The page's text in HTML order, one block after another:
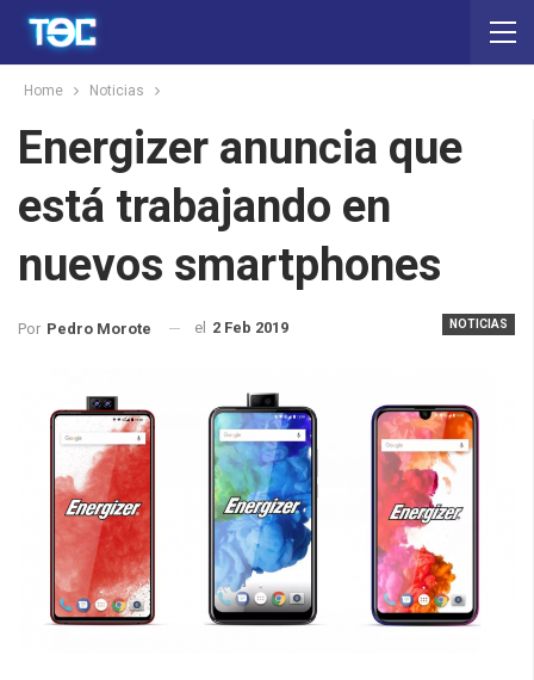
Home Noticias
Energizer anuncia que
está trabajando en
nuevos smartphones
NOTICIAS
Por Pedro Morote el 2 Feb 2019